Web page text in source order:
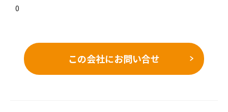
0
この会社にお問い合せ